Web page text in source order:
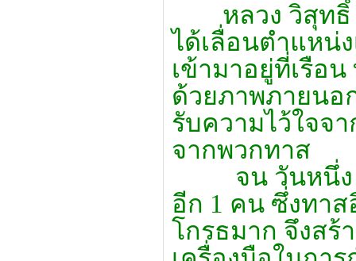
หลวง วิสุทธิ์ ไ
ได้เลื่อนตำแหน่
เข้ามาอยู่ที่เรือ
ด้วยภาพภายนอ
รับความไว้ใจจ
จากพวกทาส
จน วันหนึ่ง พ
อีก 1 คน ซึ่งทา
โกรธมาก จึงสร้